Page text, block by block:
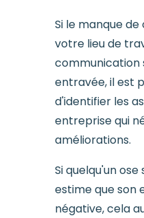
Si le manque
votre lieu de
communication
entravée, il est
d'identifier les
entreprise qui
améliorations.
Si quelqu'un
estime que son
négative, cela